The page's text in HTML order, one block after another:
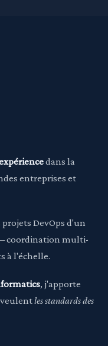
dans la
entreprises et
projets DevOps d'un
coordination multi-
à l'échelle.
, j'apporte
les standards des